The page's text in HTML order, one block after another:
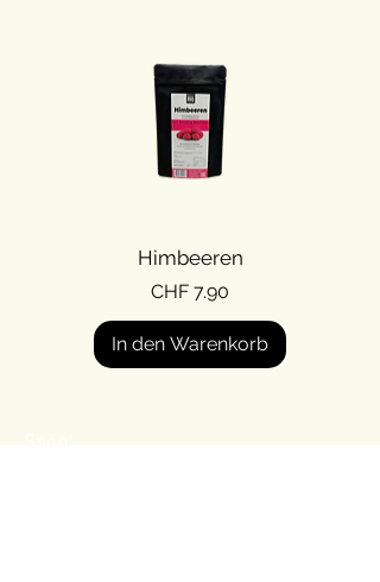
Himbeeren
Preis
CHF 7.90
In den Warenkorb